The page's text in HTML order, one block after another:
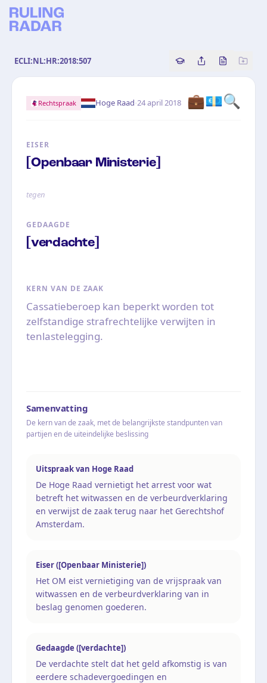
ECLI:NL:HR:2018:507 Copy source
Share this
Bekijk
💼💶🔍
Rechtspraak Hoge Raad·24 april 2018
EISER
[Openbaar Ministerie]
tegen
GEDAAGDE
[verdachte]
KERN VAN DE ZAAK
Cassatieberoep kan beperkt worden tot
zelfstandige strafrechtelijke verwijten in
tenlastelegging.
Samenvatting
De kern van de zaak, met de belangrijkste standpunten van
partijen en de uiteindelijke beslissing
Uitspraak van Hoge Raad
De Hoge Raad vernietigt het arrest voor wat
betreft het witwassen en de verbeurdverklaring
en verwijst de zaak terug naar het Gerechtshof
Amsterdam.
Eiser ([Openbaar Ministerie])
Het OM eist vernietiging van de vrijspraak van
witwassen en de verbeurdverklaring van in
beslag genomen goederen.
Gedaagde ([verdachte])
De verdachte stelt dat het geld afkomstig is van
eerdere schadevergoedingen en